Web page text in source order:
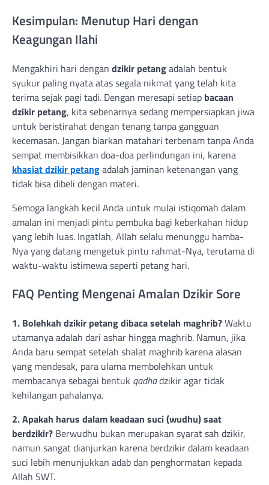
Kesimpulan: Menutup Hari dengan
Keagungan Ilahi
Mengakhiri hari dengan dzikir petangadalah bentuk
syukur paling nyata atas segala nikmat yang telah kita
terima sejak pagi tadi. Dengan meresapi setiap bacaan
dzikir petang, kita sebenarnya sedang mempersiapkan jiwa
untuk beristirahat dengan tenang tanpa gangguan
kecemasan. Jangan biarkan matahari terbenam tanpa Anda
sempat membisikkan doa-doa perlindungan ini, karena
khasiat dzikir petangadalah jaminan ketenangan yang
tidak bisa dibeli dengan materi.
Semoga langkah kecil Anda untuk mulai istiqomah dalam
amalan ini menjadi pintu pembuka bagi keberkahan hidup
yang lebih luas. Ingatlah, Allah selalu menunggu hamba-
Nya yang datang mengetuk pintu rahmat-Nya, terutama di
waktu-waktu istimewa seperti petang hari.
FAQ Penting Mengenai Amalan Dzikir Sore
1. Bolehkah dzikir petang dibaca setelah maghrib?Waktu
utamanya adalah dari ashar hingga maghrib. Namun, jika
Anda baru sempat setelah shalat maghrib karena alasan
yang mendesak, para ulama membolehkan untuk
membacanya sebagai bentuk qadhadzikir agar tidak
kehilangan pahalanya.
2. Apakah harus dalam keadaan suci (wudhu) saat
berdzikir? Berwudhu bukan merupakan syarat sah dzikir,
namun sangat dianjurkan karena berdzikir dalam keadaan
suci lebih menunjukkan adab dan penghormatan kepada
Allah SWT.